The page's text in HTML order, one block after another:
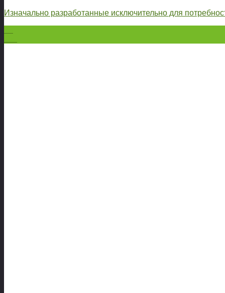
Изначально разработанные исключительно для